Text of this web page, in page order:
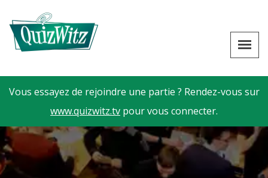
Vous essayez de rejoindre une partie ? Rendez-vous sur
www.quizwitz.tv pour vous connecter.